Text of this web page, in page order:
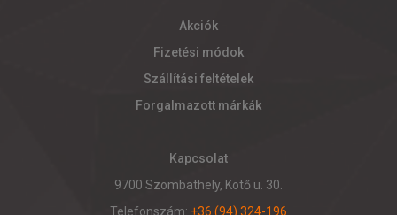
Akciók
Fizetési módok
Szállítási feltételek
Forgalmazott márkák
Kapcsolat
9700 Szombathely, Kötő u. 30.
Telefonszám: +36 (94) 324-196